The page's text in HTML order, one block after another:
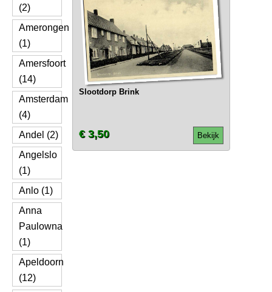
(2)
Amerongen
(1)
Amersfoort
(14)
Amsterdam
(4)
Andel (2)
Angelslo
(1)
Anlo (1)
Anna
Paulowna
(1)
Apeldoorn
(12)
Slootdorp Brink
Bekijk
€ 3,50